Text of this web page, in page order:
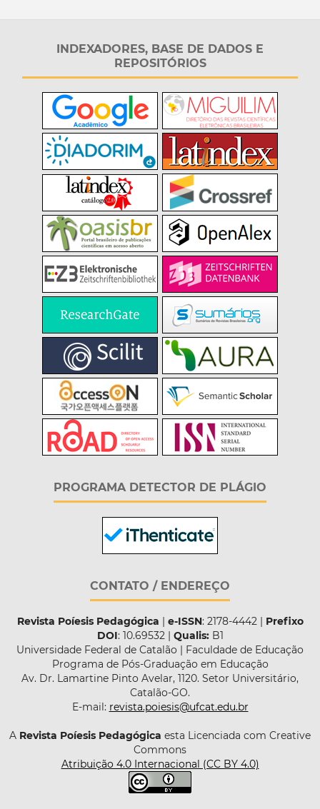
INDEXADORES, BASE DE DADOS E
REPOSITÓRIOS
PROGRAMA DETECTOR DE PLÁGIO
CONTATO / ENDEREÇO
Revista Poíesis Pedagógica | e-ISSN: 2178-4442 | Prefixo
DOI: 10.69532 | Qualis:B1
Universidade Federal de Catalão | Faculdade de Educação
Programa de Pós-Graduação em Educação
Av. Dr. Lamartine Pinto Avelar, 1120. Setor Universitário,
Catalão-GO.
E-mail: revista.poiesis@ufcat.edu.br
A Revista Poíesis Pedagógica esta Licenciada com Creative
Commons
Atribuição 4.0 Internacional (CC BY 4.0)